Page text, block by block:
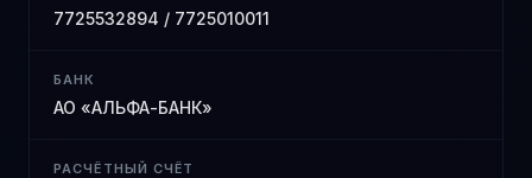
7725532894 / 7725010011
БАНК
АО «АЛЬФА-БАНК»
РАСЧЁТНЫЙ СЧЁТ